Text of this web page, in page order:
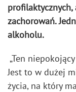
zachorowań.
alkoholu.
„Ten
Jest to w dużej
życia, na który